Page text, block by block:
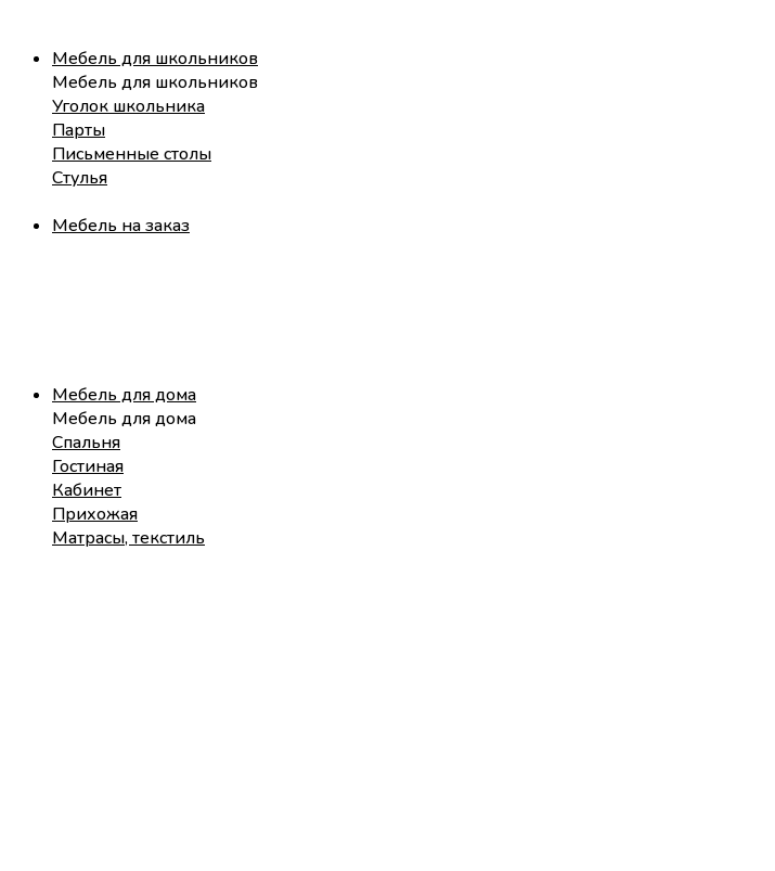
Мебель для школьников
Мебель для школьников
Уголок школьника
Парты
Письменные столы
Стулья
Мебель на заказ
Мебель для дома
Мебель для дома
Спальня
Гостиная
Кабинет
Прихожая
Матрасы, текстиль